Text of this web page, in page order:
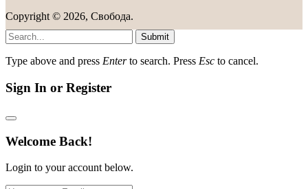
Copyright © 2026, Свобода.
Submit
Type above and press Enterto search. Press Esc to cancel.
Sign In or Register
Welcome Back!
Login to your account below.